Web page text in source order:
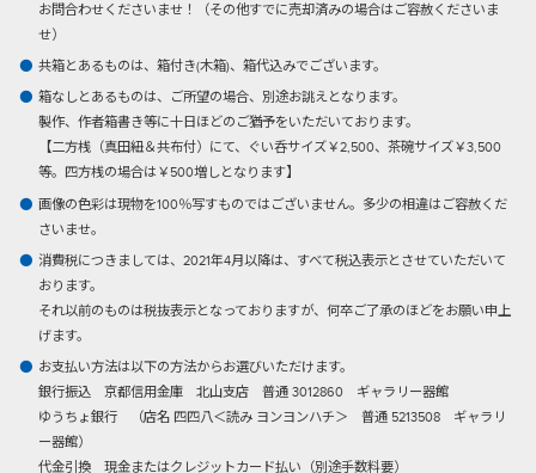
お問合わせくださいませ！（その他すでに売却済みの場合はご容赦くださいま
せ）
共箱とあるものは、箱付き(木箱)、箱代込みでございます。
箱なしとあるものは、ご所望の場合、別途お誂えとなります。
製作、作者箱書き等に十日ほどのご猶予をいただいております。
【二方桟（真田紐＆共布付）にて、ぐい呑サイズ￥2,500、茶碗サイズ￥3,500
等。四方桟の場合は￥500増しとなります】
画像の色彩は現物を100％写すものではございません。多少の相違はご容赦くだ
さいませ。
消費税につきましては、2021年4月以降は、すべて税込表示とさせていただいて
おります。
それ以前のものは税抜表示となっておりますが、何卒ご了承のほどをお願い申上
げます。
お支払い方法は以下の方法からお選びいただけます。
銀行振込京都信用金庫 北山支店 普通 3012860 ギャラリー器館
ゆうちょ銀行 （店名 四四八＜読み ヨンヨンハチ＞ 普通 5213508 ギャラリ
ー器館）
代金引換現金またはクレジットカード払い（別途手数料要）